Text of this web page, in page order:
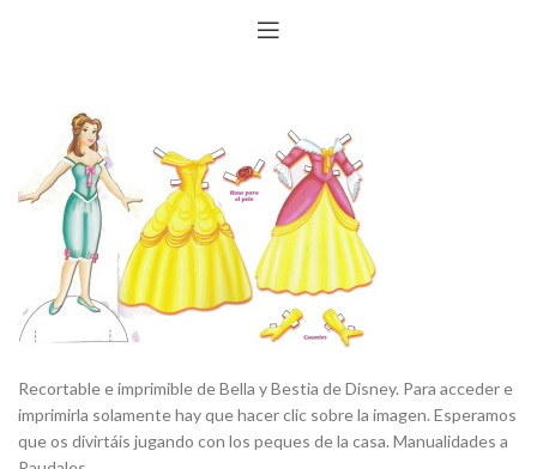
Recortable e imprimible de Bella y Bestia de Disney. Para acceder e
imprimirla solamente hay que hacer clic sobre la imagen. Esperamos
que os divirtáis jugando con los peques de la casa. Manualidades a